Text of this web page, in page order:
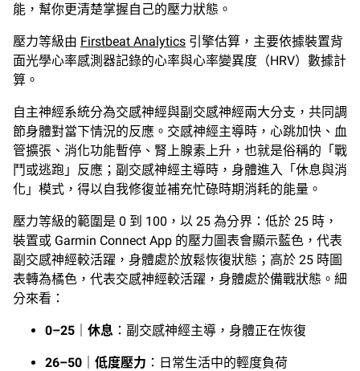
能，幫你更清楚掌握自己的壓力狀態。
壓力等級由 Firstbeat Analytics 引擎估算，主要依據裝置背
面光學心率感測器記錄的心率與心率變異度（HRV）數據計
算。
自主神經系統分為交感神經與副交感神經兩大分支，共同調
節身體對當下情況的反應。交感神經主導時，心跳加快、血
管擴張、消化功能暫停、腎上腺素上升，也就是俗稱的「戰
鬥或逃跑」反應；副交感神經主導時，身體進入「休息與消
化」模式，得以自我修復並補充忙碌時期消耗的能量。
壓力等級的範圍是 0 到 100，以 25 為分界：低於 25 時，
裝置或 Garmin Connect App 的壓力圖表會顯示藍色，代表
副交感神經較活躍，身體處於放鬆恢復狀態；高於 25 時圖
表轉為橘色，代表交感神經較活躍，身體處於備戰狀態。細
分來看：
0–25｜休息 ：副交感神經主導，身體正在恢復
26–50｜低度壓力 ：日常生活中的輕度負荷